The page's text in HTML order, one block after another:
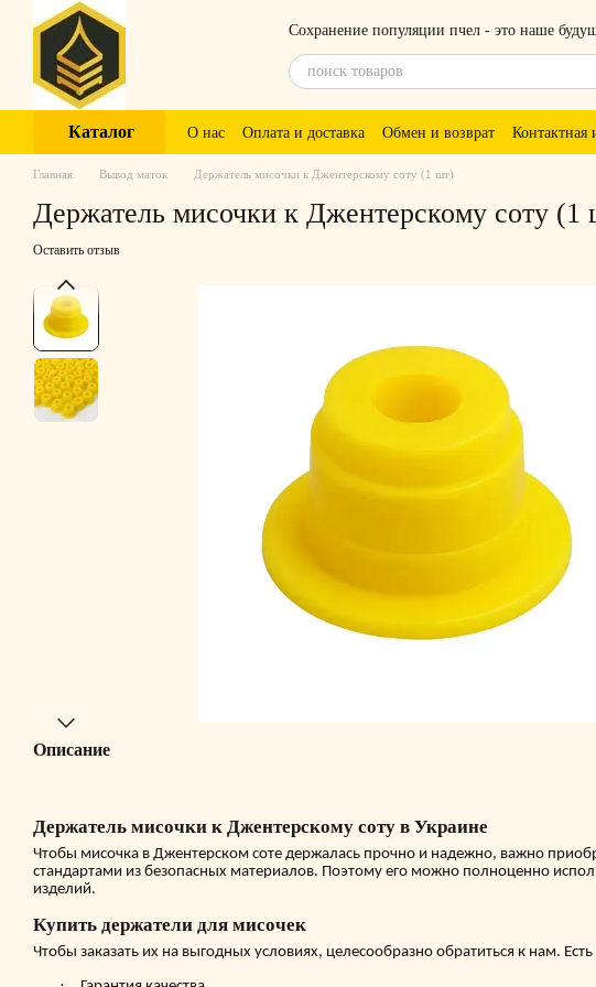
Перейти к основному контенту
Сохранение популяции пчел - это наше
Каталог О нас Оплата и доставка Обмен и возврат Контактная
Главная Вывод маток Держатель мисочки к Джентерскому соту (1 шт)
Держатель мисочки к Джентерскому соту (1
Оставить отзыв
Описание
Держатель мисочки к Джентерскому соту в Украине
Чтобы мисочка в Джентерском соте держалась прочно и надежно, важно
стандартами из безопасных материалов. Поэтому его можно полноценно
изделий.
Купить держатели для мисочек
Чтобы заказать их на выгодных условиях, целесообразно обратиться к нам.